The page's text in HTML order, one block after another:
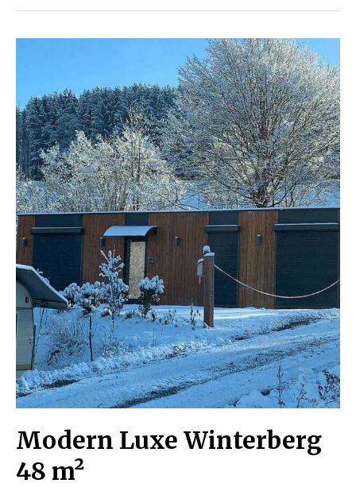
Modern Luxe Winterberg
48 m²